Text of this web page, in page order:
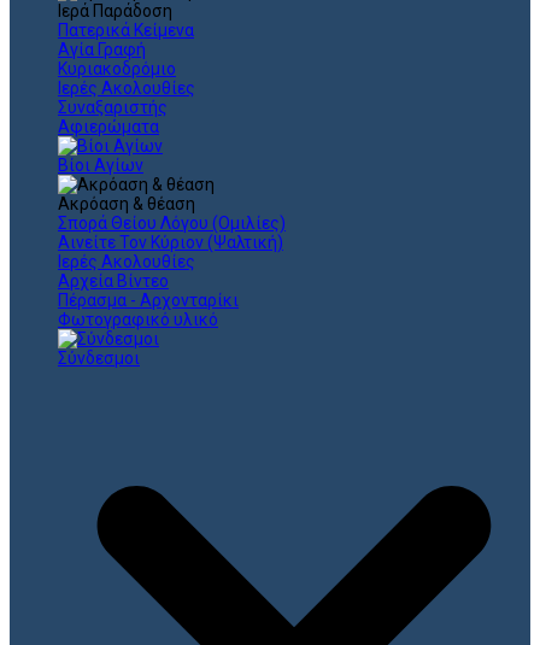
Ιερά Παράδοση
Πατερικά Κείμενα
Αγία Γραφή
Κυριακοδρόμιο
Ιερές Ακολουθίες
Συναξαριστής
Αφιερώματα
Βίοι Αγίων
Ακρόαση & θέαση
Σπορά Θείου Λόγου (Ομιλίες)
Αινείτε Τον Κύριον (Ψαλτική)
Ιερές Ακολουθίες
Αρχεία Βίντεο
Πέρασμα - Αρχονταρίκι
Φωτογραφικό υλικό
Σύνδεσμοι